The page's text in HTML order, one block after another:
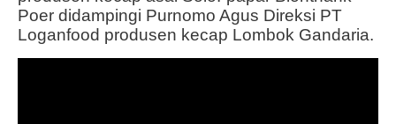
Poer didampingi Purnomo Agus Direksi PT
Loganfood produsen kecap Lombok Gandaria.